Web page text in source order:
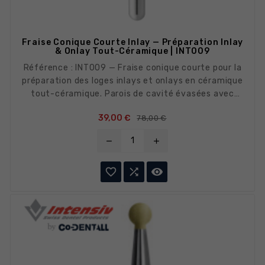
Fraise Conique Courte Inlay — Préparation Inlay
& Onlay Tout-Céramique | INT009
Référence : INT009 — Fraise conique courte pour la
préparation des loges inlays et onlays en céramique
tout-céramique. Parois de cavité évasées avec
des bords marginaux.
39,00 € 78,00 €Prix de base
Prix
remove add
  